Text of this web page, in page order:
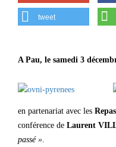
tweet
A Pau, le samedi 3
en partenariat avec les
conférence de Laurent
passé ».